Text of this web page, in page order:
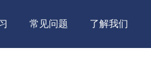
常见问题 了解我们